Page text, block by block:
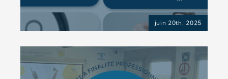
juin 20th, 2025